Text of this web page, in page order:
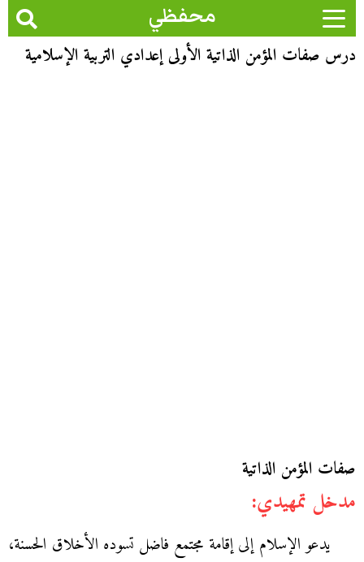
محفظي
درس صفات المؤمن الذاتية الأولى إعدادي التربية الإسلامية
صفات المؤمن الذاتية
مدخل تمهيدي:
يدعو الإسلام إلى إقامة مجتمع فاضل تسوده الأخلاق الحسنة،